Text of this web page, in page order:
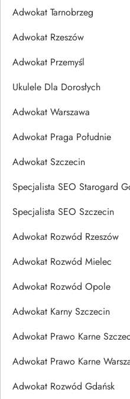
Adwokat Tarnobrzeg
Adwokat Rzeszów
Adwokat Przemyśl
Ukulele Dla Dorosłych
Adwokat Warszawa
Adwokat Praga Południe
Adwokat Szczecin
Specjalista SEO Starogard
Specjalista SEO Szczecin
Adwokat Rozwód Rzeszów
Adwokat Rozwód Mielec
Adwokat Rozwód Opole
Adwokat Karny Szczecin
Adwokat Prawo Karne
Adwokat Prawo Karne
Adwokat Rozwód Gdańsk